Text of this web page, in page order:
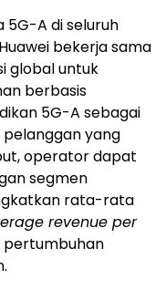
5G-A di seluruh
bekerja sama
global untuk
berbasis
5G-A sebagai
yang
operator dapat
segmen
rata-rata
revenue per
pertumbuhan